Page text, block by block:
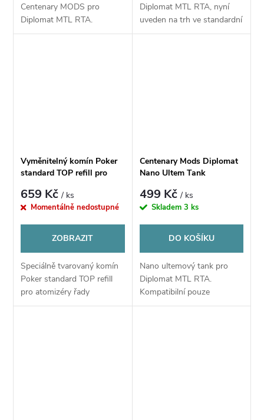
Centenary MODS pro
Diplomat MTL RTA.
Diplomat MTL RTA, nyní
uveden na trh ve standardní
verzi s vrchním plněním.
Vyměnitelný komín Poker
standard TOP refill pro
MTL RTA
659 Kč/ ks
Momentálně nedostupné
ZOBRAZIT
Speciálně tvarovaný komín
Poker standard TOP refill
pro atomizéry řady
Diplomat MTL RTA
Centenary Mods Diplomat
Nano Ultem Tank
499 Kč/ ks
Skladem 3 ks
DO KOŠÍKU
Nano ultemový tank pro
Diplomat MTL RTA.
Kompatibilní pouze
s Centenary Mods Diplomat